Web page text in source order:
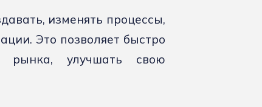
изменять процессы,
Это позволяет быстро
рынка, улучшать свою